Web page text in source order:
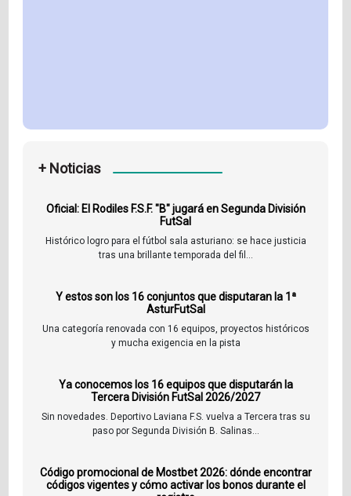
+ Noticias
Oficial: El Rodiles F.S.F. "B" jugará en Segunda División
FutSal
Histórico logro para el fútbol sala asturiano: se hace justicia
tras una brillante temporada del fil...
Y estos son los 16 conjuntos que disputaran la 1ª
AsturFutSal
Una categoría renovada con 16 equipos, proyectos históricos
y mucha exigencia en la pista
Ya conocemos los 16 equipos que disputarán la
Tercera División FutSal 2026/2027
Sin novedades. Deportivo Laviana F.S. vuelva a Tercera tras su
paso por Segunda División B. Salinas...
Código promocional de Mostbet 2026: dónde encontrar
códigos vigentes y cómo activar los bonos durante el